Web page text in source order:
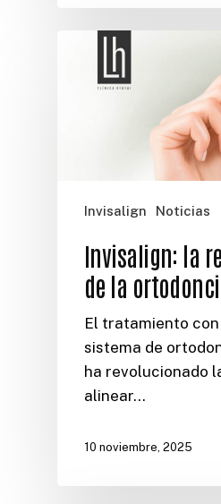
Invisalign Noticias
Invisalign: la
de la
El tratamiento
sistema de
ha revolucionado
alinear…
10 noviembre, 2025